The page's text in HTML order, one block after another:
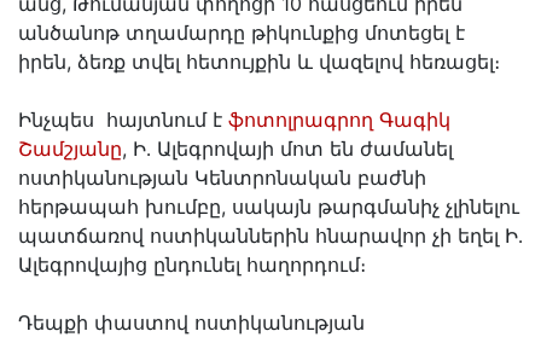
անծանոթ տղամարդը թիկունքից մոտեցել է
իրեն, ձեռք տվել հետույքին և վազելով հեռացել։
Ինչպես հայտնում է ֆոտոլրագրող Գագիկ
Շամշյանը, Ի․ Ալեգրովայի մոտ են ժամանել
ոստիկանության Կենտրոնական բաժնի
հերթապահ խումբը, սակայն թարգմանիչ չլինելու
պատճառով ոստիկաններին հնարավոր չի եղել Ի․
Ալեգրովայից ընդունել հաղորդում։
Դեպքի փաստով ոստիկանության